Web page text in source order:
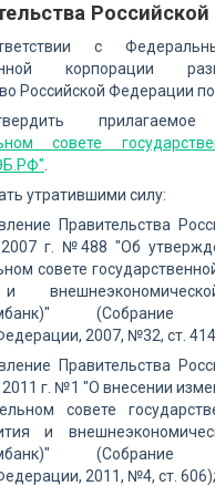
с
корпорации
Российской Федерации
совете
утратившими силу:
Правительства
г. №488 "Об
совете
(Собрание
2007, №32, ст.
Правительства
2011 г. №1 "О внесении
совете
и
(Собрание
2011, №4, ст. 606);